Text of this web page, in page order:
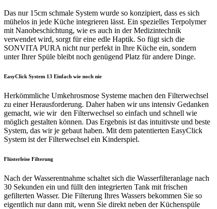
Das nur 15cm schmale System wurde so konzipiert, dass es sich
mühelos in jede Küche integrieren lässt. Ein spezielles Terpolymer
mit Nanobeschichtung, wie es auch in der Medizintechnik
verwendet wird, sorgt für eine edle Haptik. So fügt sich die
SONVITA PURA nicht nur perfekt in Ihre Küche ein, sondern
unter Ihrer Spüle bleibt noch genügend Platz für andere Dinge.
EasyClick System 13 Einfach wie noch nie
Herkömmliche Umkehrosmose Systeme machen den Filterwechsel
zu einer Herausforderung. Daher haben wir uns intensiv Gedanken
gemacht, wie wir den Filterwechsel so einfach und schnell wie
möglich gestalten können. Das Ergebnis ist das intuitivste und beste
System, das wir je gebaut haben. Mit dem patentierten EasyClick
System ist der Filterwechsel ein Kinderspiel.
Flüsterleise Filterung
Nach der Wasserentnahme schaltet sich die Wasserfilteranlage nach
30 Sekunden ein und füllt den integrierten Tank mit frischen
gefilterten Wasser. Die Filterung Ihres Wassers bekommen Sie so
eigentlich nur dann mit, wenn Sie direkt neben der Küchenspüle